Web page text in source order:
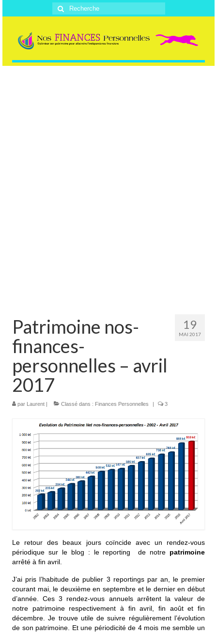
Rechercher
:
19
MAI 2017
Patrimoine nos-
finances-
personnelles – avril
2017
par Laurent | Classé dans : Finances Personnelles | 3
Le retour des beaux jours coïncide avec un rendez-vous
périodique sur le blog : le reporting de notre patrimoine
arrêté à fin avril.
J’ai pris l’habitude de publier 3 reportings par an, le premier
courant mai, le deuxième en septembre et le dernier en début
d’année. Ces 3 rendez-vous annuels arrêtent la valeur de
notre patrimoine respectivement à fin avril, fin août et fin
décembre. Je trouve utile de suivre régulièrement l’évolution
de son patrimoine. Et une périodicité de 4 mois me semble un